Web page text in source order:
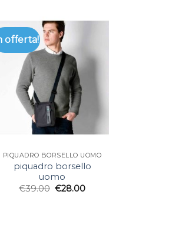
offerta!
PIQUADRO BORSELLO UOMO
piquadro borsello
uomo
€39.00 €28.00